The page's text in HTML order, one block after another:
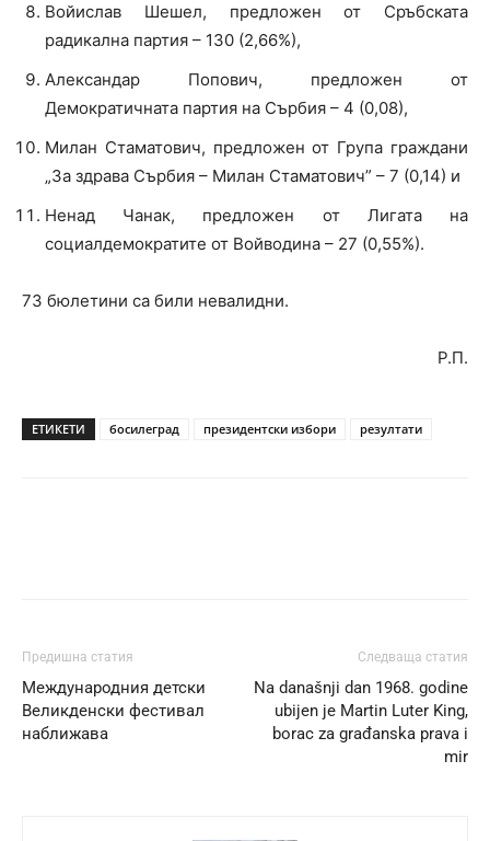
Войислав Шешел, предложен от Сръбската
радикална партия – 130 (2,66%),
Александар Попович, предложен от
Демократичната партия на Сърбия – 4 (0,08),
Милан Стаматович, предложен от Група граждани
„За здрава Сърбия – Милан Стаматович” – 7 (0,14) и
Ненад Чанак, предложен от Лигата на
социалдемократите от Войводина – 27 (0,55%).
73 бюлетини са били невалидни.
Р.П.
ЕТИКЕТИ босилеград президентски избори резултати
Предишна статия
Международния детски
Великденски фестивал
наближава
Следваща статия
Na današnji dan 1968. godine
ubijen je Martin Luter King,
borac za građanska prava i
mir